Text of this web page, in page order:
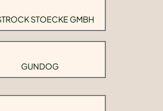
STOECKE GMBH
GUNDOG